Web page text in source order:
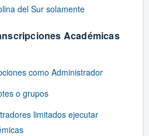
del Sur solamente
Académicas
como Administrador
o grupos
limitados ejecutar